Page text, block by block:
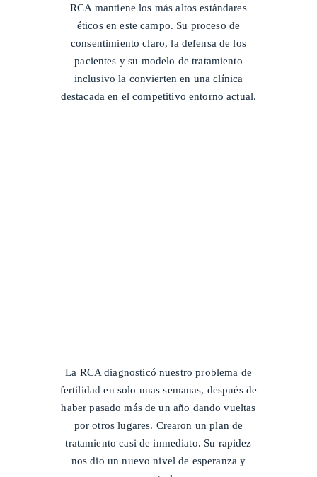
RCA mantiene los más altos estándares
éticos en este campo. Su proceso de
consentimiento claro, la defensa de los
pacientes y su modelo de tratamiento
inclusivo la convierten en una clínica
destacada en el competitivo entorno actual.
La RCA diagnosticó nuestro problema de
fertilidad en solo unas semanas, después de
haber pasado más de un año dando vueltas
por otros lugares. Crearon un plan de
tratamiento casi de inmediato. Su rapidez
nos dio un nuevo nivel de esperanza y